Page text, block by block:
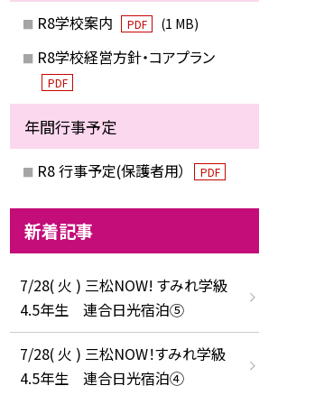
R8学校案内 PDF (1 MB)
R8学校経営方針・コアプラン
PDF
年間行事予定
R8 行事予定(保護者用） PDF
新着記事
7/28( 火 ) 三松NOW! すみれ学級
4.5年生 連合日光宿泊⑤
7/28( 火 ) 三松NOW！すみれ学級
4.5年生 連合日光宿泊④